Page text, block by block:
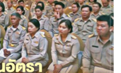
สมัครสอบบรรจุเข้ารับราชการ